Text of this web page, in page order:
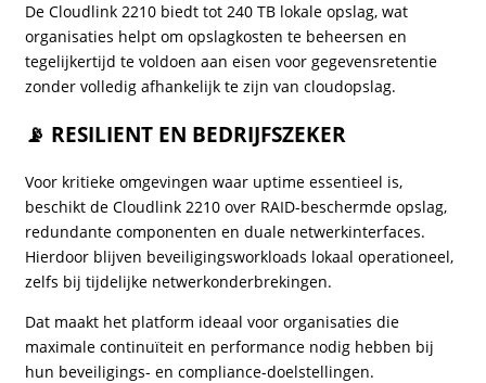
De Cloudlink 2210 biedt tot 240 TB lokale opslag, wat
organisaties helpt om opslagkosten te beheersen en
tegelijkertijd te voldoen aan eisen voor gegevensretentie
zonder volledig afhankelijk te zijn van cloudopslag.
📡 RESILIENT EN BEDRIJFSZEKER
Voor kritieke omgevingen waar uptime essentieel is,
beschikt de Cloudlink 2210 over RAID-beschermde opslag,
redundante componenten en duale netwerkinterfaces.
Hierdoor blijven beveiligingsworkloads lokaal operationeel,
zelfs bij tijdelijke netwerkonderbrekingen.
Dat maakt het platform ideaal voor organisaties die
maximale continuïteit en performance nodig hebben bij
hun beveiligings- en compliance-doelstellingen.